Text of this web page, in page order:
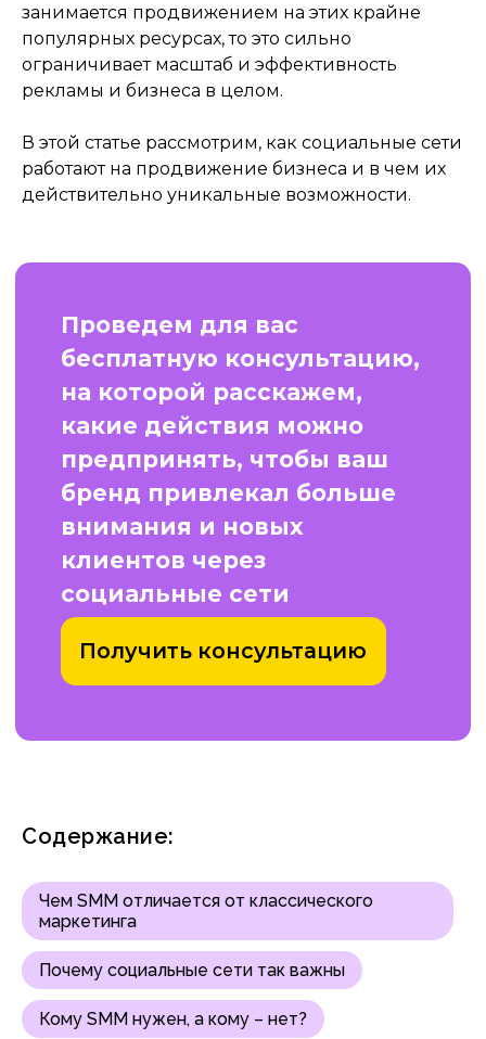
занимается продвижением на этих крайне
популярных ресурсах, то это сильно
ограничивает масштаб и эффективность
рекламы и бизнеса в целом.
В этой статье рассмотрим, как социальные сети
работают на продвижение бизнеса и в чем их
действительно уникальные возможности.
Получить консультацию
Содержание:
Чем SMM отличается от классического
маркетинга
Почему социальные сети так важны
Кому SMM нужен, а кому – нет?